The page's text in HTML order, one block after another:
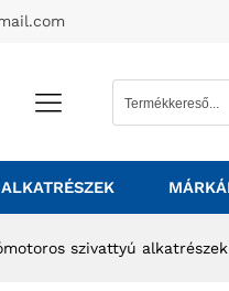
ALKATRÉSZEK
szivattyú alkatrészek